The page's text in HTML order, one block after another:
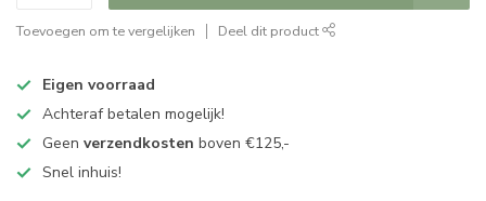
Toevoegen om te vergelijken Deel dit product
Eigen voorraad
Achteraf betalen mogelijk!
Geen verzendkosten boven €125,-
Snel inhuis!